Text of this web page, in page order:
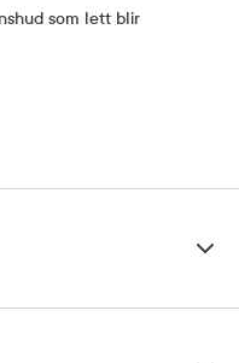
som lett blir